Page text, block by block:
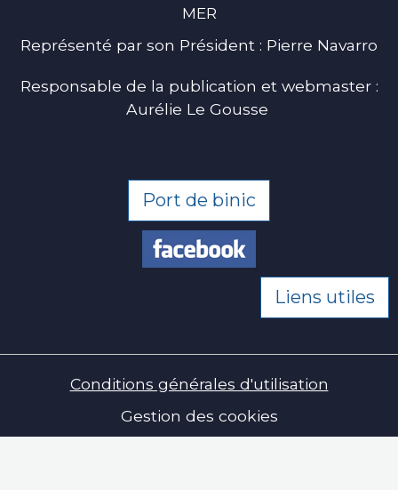
MER
Représenté par son Président : Pierre Navarro
Responsable de la publication et webmaster :
Aurélie Le Gousse
Port de binic
Liens utiles
Conditions générales d'utilisation
Gestion des cookies